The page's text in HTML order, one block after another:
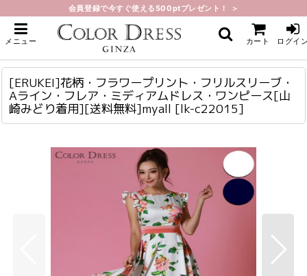
会員登録で今すぐ使える500ptプレゼント！ ＞
メニュー カート ログイ
ホーム > ミディアム
[ERUKEI]花柄・フラワープリント・フリルスリーブ・Aライン・フレア・ミデ
ィアムドレス・ワンピース[山崎みどり着用][送料無料]myall
[ERUKEI]花柄・フラワープリント・フリルスリーブ・
Aライン・フレア・ミディアムドレス・ワンピース[山
崎みどり着用][送料無料]myall [lk-c22015]